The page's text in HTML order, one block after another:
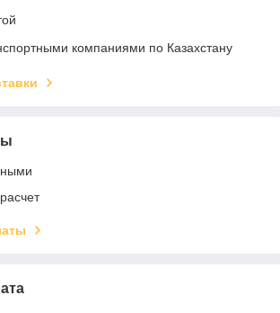
компаниями по Казахстану